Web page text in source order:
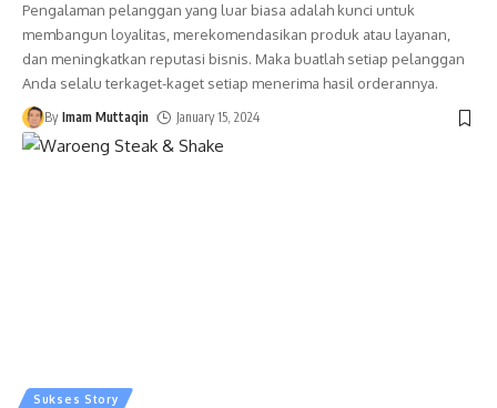
Pengalaman pelanggan yang luar biasa adalah kunci untuk
membangun loyalitas, merekomendasikan produk atau layanan,
dan meningkatkan reputasi bisnis. Maka buatlah setiap pelanggan
Anda selalu terkaget-kaget setiap menerima hasil orderannya.
By Imam Muttaqin January 15, 2024
Sukses Story